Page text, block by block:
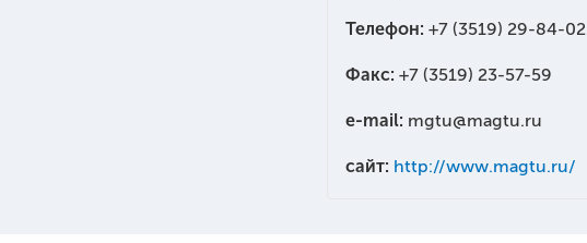
Телефон: +7 (3519) 29-84-02
Факс: +7 (3519) 23-57-59
e-mail: mgtu@magtu.ru
сайт: http://www.magtu.ru/